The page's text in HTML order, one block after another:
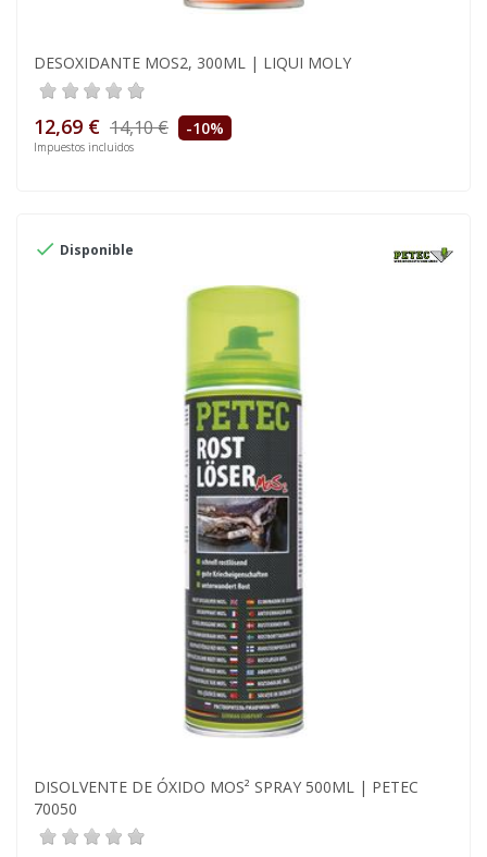
DESOXIDANTE MOS2, 300ML | LIQUI MOLY
12,69 € 14,10 € -10%
Impuestos incluidos
 Disponible
DISOLVENTE DE ÓXIDO MOS² SPRAY 500ML | PETEC
70050